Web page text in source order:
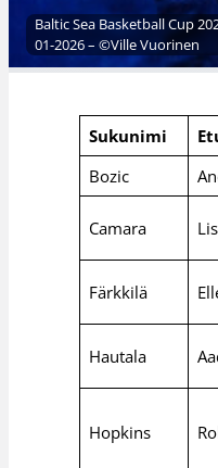
Baltic Sea Basketball Cup
01-2026 – ©Ville Vuorinen
Sukunimi
Bozic
Camara
Färkkilä
Hautala
Hopkins